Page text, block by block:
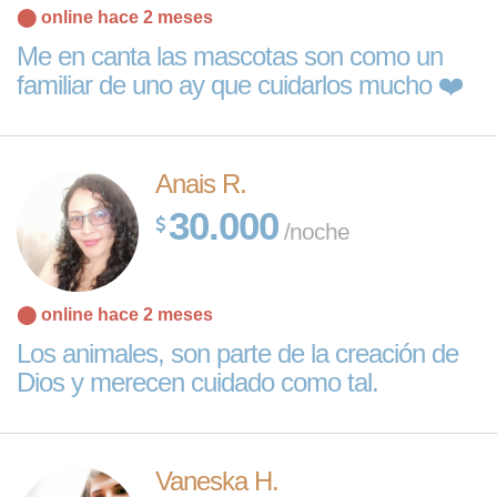
⬤ online hace 2 meses
Me en canta las mascotas son como un
familiar de uno ay que cuidarlos mucho ❤️
Anais R.
30.000 /noche
⬤ online hace 2 meses
Los animales, son parte de la creación de
Dios y merecen cuidado como tal.
Vaneska H.